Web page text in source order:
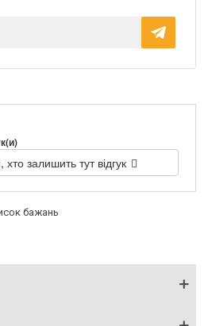
залишить тут відгук
бажань